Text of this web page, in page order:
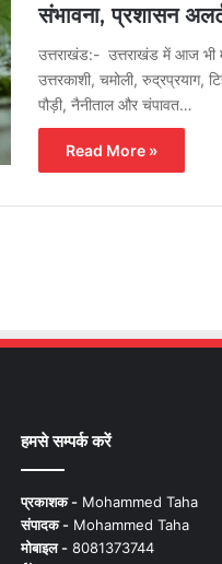
संभावना, प्रशासन
उत्तराखंड:- उत्तराखंड में आज भी
उत्तरकाशी, चमोली, रुद्रप्रयाग,
पौड़ी, नैनीताल और चंपावत…
Read More »
हमसे सम्पर्क करें
प्रकाशक -Mohammed Taha
संपादक -Mohammed Taha
मोबाइल -8081373744